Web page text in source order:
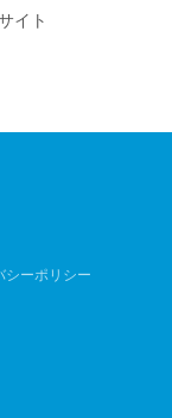
イト
シーポリシー